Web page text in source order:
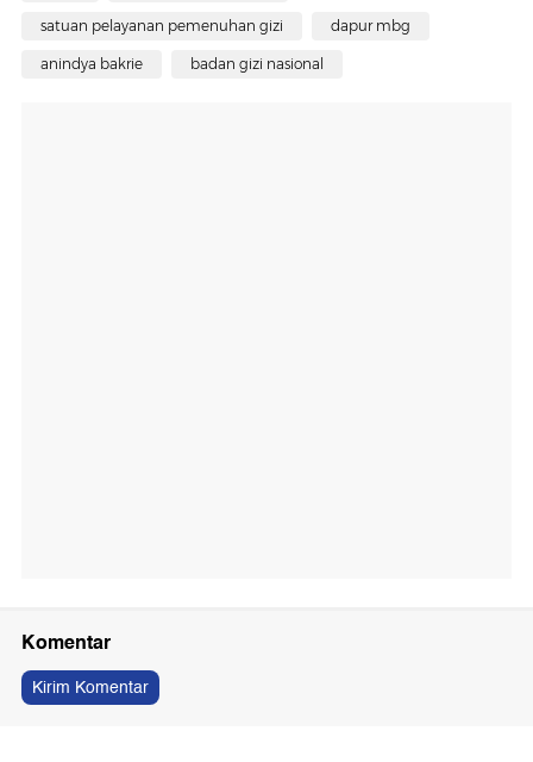
satuan pelayanan pemenuhan gizi dapur mbg
anindya bakrie badan gizi nasional
Komentar
Kirim Komentar